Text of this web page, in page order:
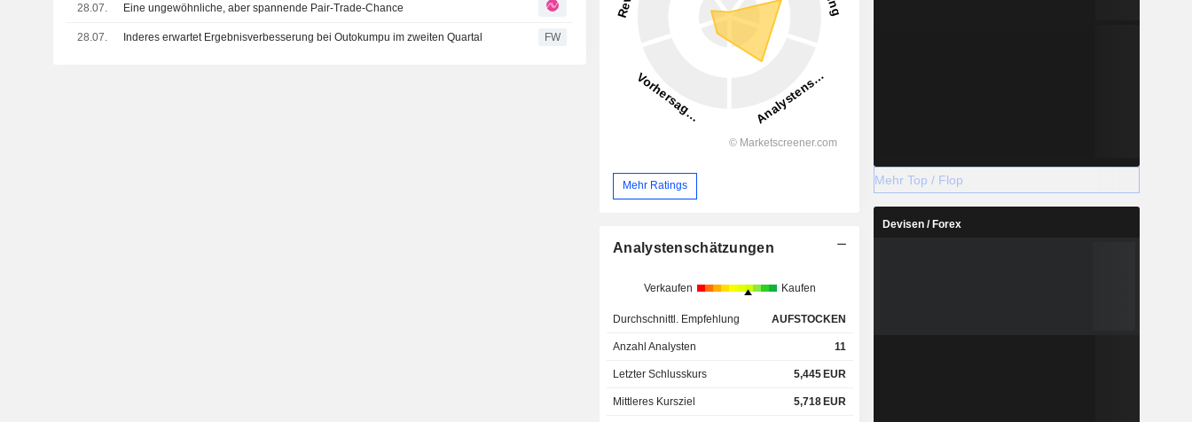
28.07. Eine ungewöhnliche, aber spannende Pair-Trade-Chance
28.07. Inderes erwartet Ergebnisverbesserung bei Outokumpu im zweiten Quartal FW
Mehr Ratings
Analystenschätzungen
Verkaufen Kaufen
Durchschnittl. Empfehlung AUFSTOCKEN
Anzahl Analysten 11
Letzter Schlusskurs 5,445 EUR
Mittleres Kursziel 5,718 EUR
Mehr Top / Flop
Devisen / Forex